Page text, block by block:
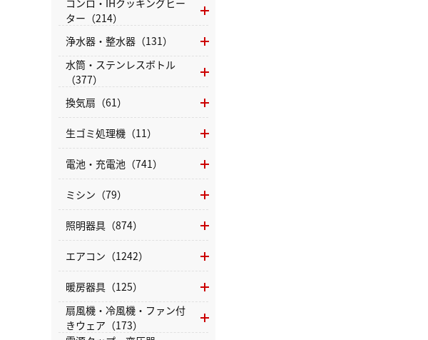
ター（214）
浄水器・整水器（131）
水筒・ステンレスボトル
（377）
換気扇（61）
生ゴミ処理機（11）
電池・充電池（741）
ミシン（79）
照明器具（874）
エアコン（1242）
暖房器具（125）
扇風機・冷風機・ファン付
きウェア（173）